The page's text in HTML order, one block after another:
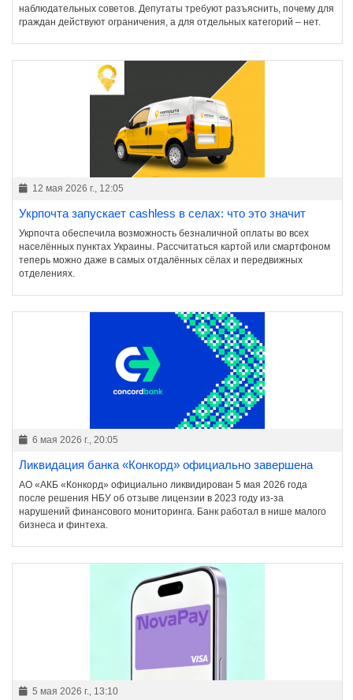
наблюдательных советов. Депутаты требуют разъяснить, почему для
граждан действуют ограничения, а для отдельных категорий – нет.
12 мая 2026 г., 12:05
Укрпочта запускает cashless в селах: что это значит
Укрпочта обеспечила возможность безналичной оплаты во всех
населённых пунктах Украины. Рассчитаться картой или смартфоном
теперь можно даже в самых отдалённых сёлах и передвижных
отделениях.
6 мая 2026 г., 20:05
Ликвидация банка «Конкорд» официально завершена
АО «АКБ «Конкорд» официально ликвидирован 5 мая 2026 года
после решения НБУ об отзыве лицензии в 2023 году из-за
нарушений финансового мониторинга. Банк работал в нише малого
бизнеса и финтеха.
5 мая 2026 г., 13:10